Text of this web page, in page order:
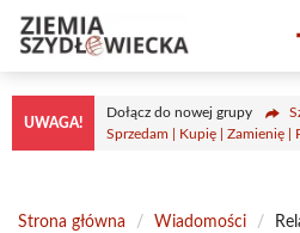
Przejdź
treści
UWAGA!
Dołącz do nowej grupy
Sprzedam | Kupię | Zamienię |
Strona główna / Wiadomości /